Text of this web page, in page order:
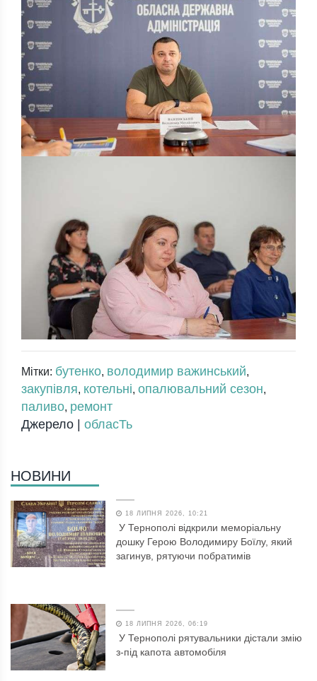
Мітки: бутенко, володимир важинський,
закупівля, котельні, опалювальний сезон,
паливо, ремонт
Джерело | обласТь
НОВИНИ
18 ЛИПНЯ 2026, 10:21
У Тернополі відкрили меморіальну
дошку Герою Володимиру Боїлу, який
загинув, рятуючи побратимів
18 ЛИПНЯ 2026, 06:19
У Тернополі рятувальники дістали змію
з-під капота автомобіля